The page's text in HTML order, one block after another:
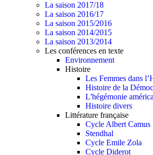
La saison 2017/18
La saison 2016/17
La saison 2015/2016
La saison 2014/2015
La saison 2013/2014
Les conférences en texte
Environnement
Histoire
Les Femmes dans
Histoire de la
L'hégémonie
Histoire divers
Littérature française
Cycle Albert Camus
Stendhal
Cycle Emile Zola
Cycle Diderot